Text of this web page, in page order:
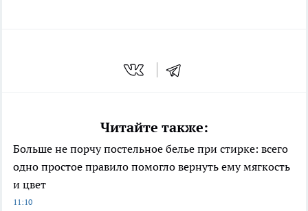
Читайте также:
Больше не порчу постельное белье при стирке: всего
одно простое правило помогло вернуть ему мягкость
и цвет
11:10